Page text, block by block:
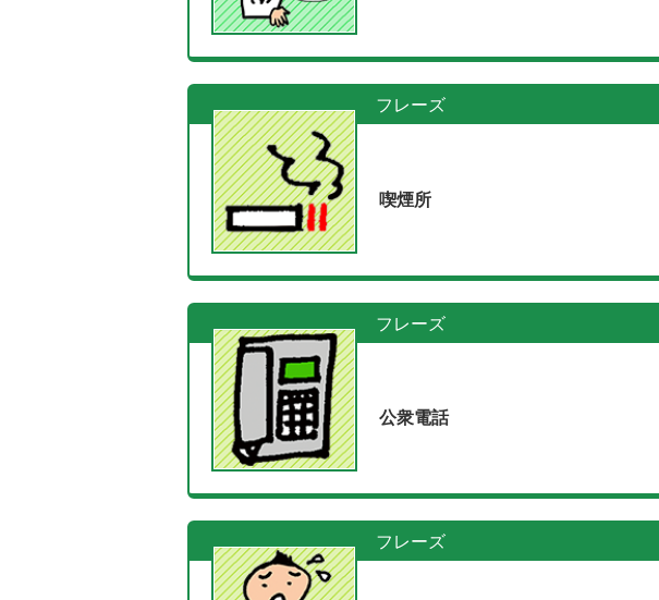
フレーズ
喫煙所
フレーズ
公衆電話
フレーズ